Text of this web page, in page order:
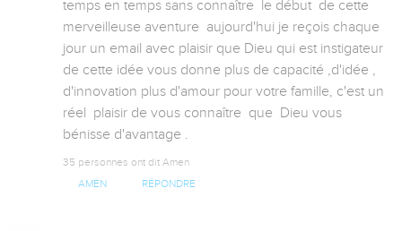
temps en temps sans connaître  le début  de cette
merveilleuse aventure  aujourd'hui je reçois chaque
jour un email avec plaisir que Dieu qui est instigateur
de cette idée vous donne plus de capacité ,d'idée ,
d'innovation plus d'amour pour votre famille, c'est un
réel  plaisir de vous connaître  que  Dieu vous
bénisse d'avantage .
35 personnes ont dit Amen
AMEN RÉPONDRE